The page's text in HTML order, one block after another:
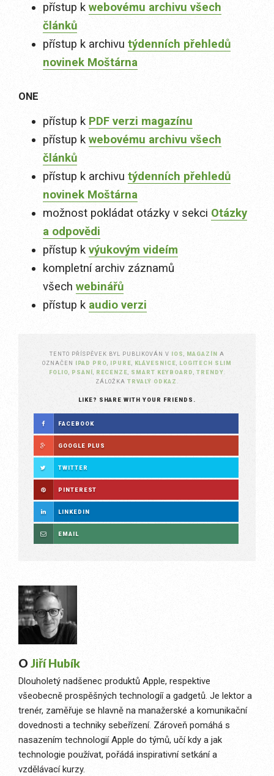
přístup k webovému archivu všech
článků
přístup k archivu týdenních přehledů
novinek Moštárna
ONE
přístup k PDF verzi magazínu
přístup k webovému archivu všech
článků
přístup k archivu týdenních přehledů
novinek Moštárna
možnost pokládat otázky v sekci Otázky
a odpovědi
přístup k výukovým videím
kompletní archiv záznamů
všech webinářů
přístup k audio verzi
TENTO PŘÍSPĚVEK BYL PUBLIKOVÁN V IOS MAGAZÍN A
OZNAČEN IPAD PRO IPURE KLÁVESNICE
LOGITECH SLIM
FOLIO
PSANÍ RECENZE SMART KEYBOARD TRENDY
ZÁLOŽKA TRVALÝ ODKAZ
LIKE? SHARE WITH YOUR FRIENDS.
FACEBOOK
GOOGLE PLUS
TWITTER
PINTEREST
LINKEDIN
EMAIL
O Jiří Hubík
Dlouholetý nadšenec produktů Apple, respektive
všeobecně prospěšných technologíí a gadgetů. Je lektor a
trenér, zaměřuje se hlavně na manažerské a komunikační
dovednosti a techniky sebeřízení. Zároveň pomáhá s
nasazením technologií Apple do týmů, učí kdy a jak
technologie používat, pořádá inspirativní setkání a
vzdělávací kurzy.